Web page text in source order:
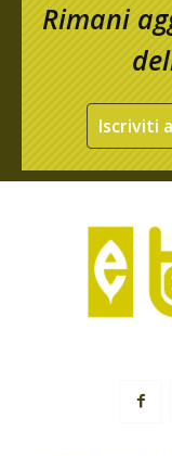
Rimani
Iscriviti